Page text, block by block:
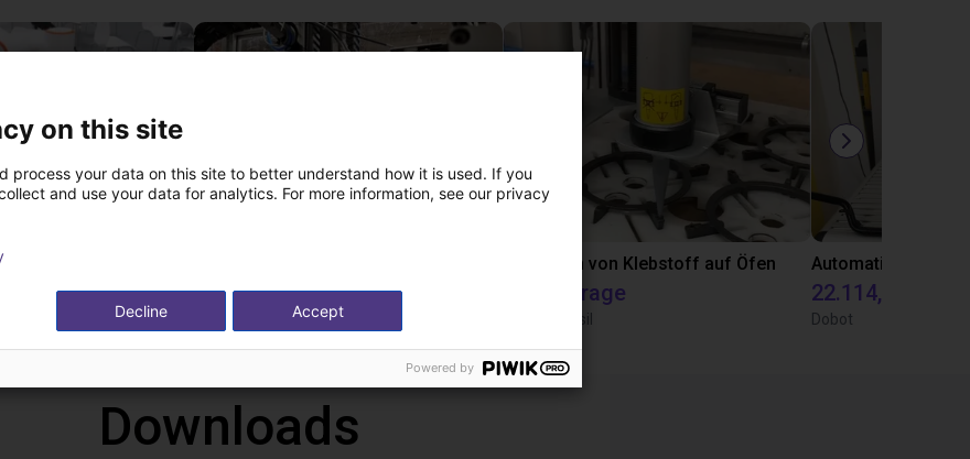
9.026,88 €
TOPP Fördertechnik
Auftragen von Klebstoff auf Öfen
Auf Anfrage
Igus do brasil
22.114,13 €
Dobot
Downloads
on this site
process your data on this site to better understand how it is used. If you
and use your data for analytics. For more information, see our privacy
Accept
Decline
Powered by